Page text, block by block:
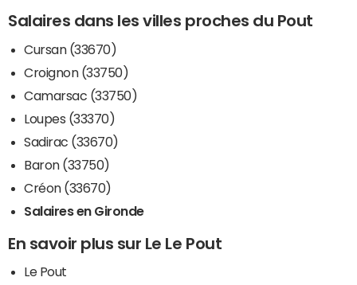
Salaires dans les villes proches du Pout
Cursan (33670)
Croignon (33750)
Camarsac (33750)
Loupes (33370)
Sadirac (33670)
Baron (33750)
Créon (33670)
Salaires en Gironde
En savoir plus sur Le Le Pout
Le Pout